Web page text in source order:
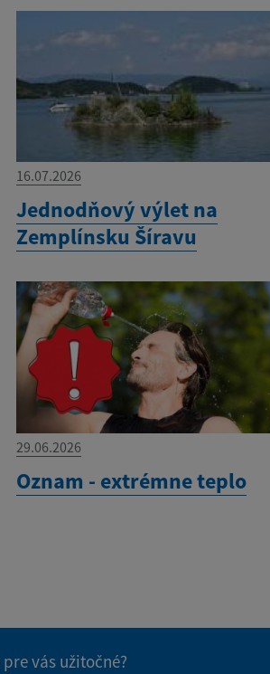
16.07.2026
Jednodňový výlet na
Zemplínsku Šíravu
29.06.2026
Oznam - extrémne teplo
vás užitočné?